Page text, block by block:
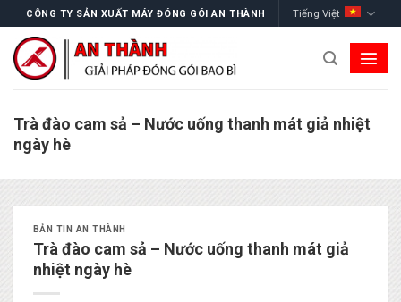
to
content
CÔNG TY SẢN XUẤT MÁY ĐÓNG GÓI AN THÀNH Tiếng Việt
Trà đào cam sả – Nước uống thanh mát giả nhiệt
ngày hè
BẢN TIN AN THÀNH
Trà đào cam sả – Nước uống thanh mát giả
nhiệt ngày hè